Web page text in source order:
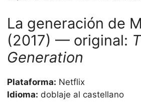
La generación de
(2017) — original:
Generation
Plataforma: Netflix
Idioma: doblaje al castellano